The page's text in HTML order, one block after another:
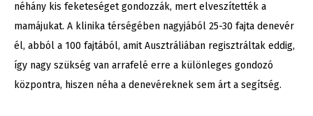
néhány kis feketeséget gondozzák, mert elveszítették a
mamájukat. A klinika térségében nagyjából 25-30 fajta denevér
él, abból a 100 fajtából, amit Ausztráliában regisztráltak eddig,
így nagy szükség van arrafelé erre a különleges gondozó
központra, hiszen néha a denevéreknek sem árt a segítség.